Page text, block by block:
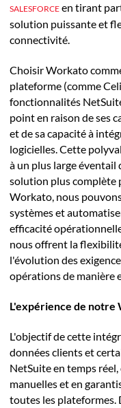
SALESFORCEen tirant
solution puissante et
connectivité.
Choisir Workato
plateforme (comme
fonctionnalités
point en raison de ses
et de sa capacité à
logicielles. Cette
à un plus large éventail
solution plus complète
Workato, nous
systèmes et
efficacité
nous offrent la
l'évolution des
opérations de manière
L'expérience de notre
L'objectif de cette
données clients et
NetSuite en temps
manuelles et en
toutes les